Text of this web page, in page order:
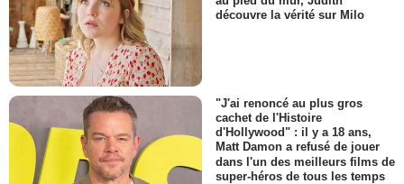
découvre la vérité sur Milo
"J'ai renoncé au plus gros
cachet de l'Histoire
d'Hollywood" : il y a 18 ans,
Matt Damon a refusé de jouer
dans l'un des meilleurs films de
super-héros de tous les temps